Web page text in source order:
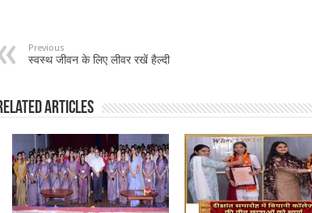
Previous
स्वस्थ जीवन के लिए लीवर रखें हैल्दी
Articles